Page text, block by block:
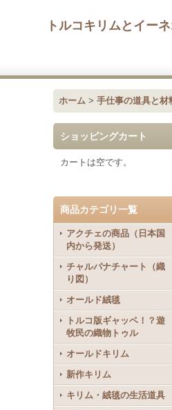
トルコキリムとイー
ホーム > 手仕事の道具と材
ショッピングカート
カートは空です。
商品カテゴリ一覧
アクチェの商品（日本国
内から発送）
チャルパナチャート（織
り図）
オールド絨毯
トルコ版ギャッベ！？遊
牧民の織物トゥル
オールドキリム
新作キリム
キリム・絨毯の生活道具